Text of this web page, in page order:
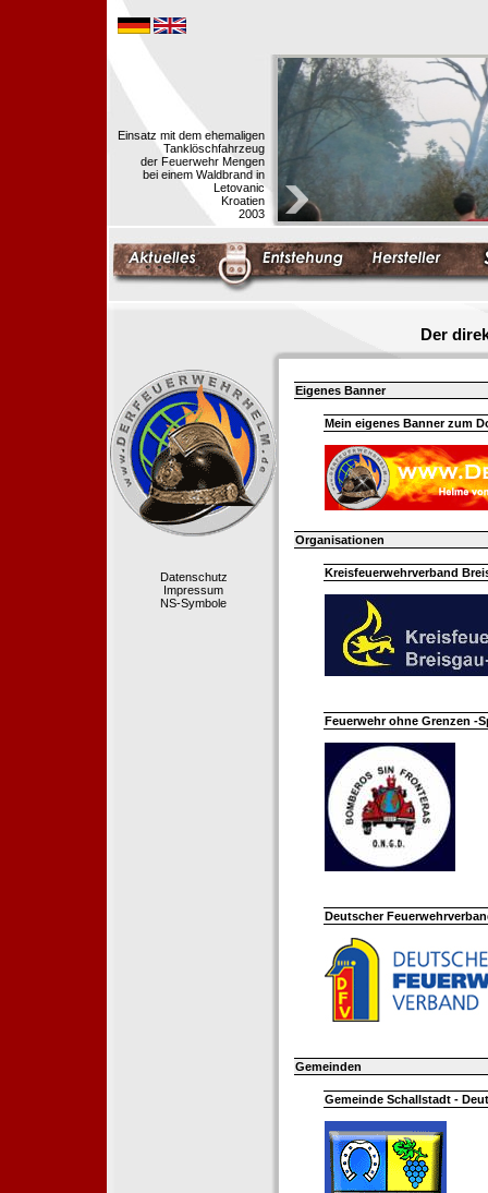
Einsatz mit dem ehemaligen
Tanklöschfahrzeug
der Feuerwehr Mengen
bei einem Waldbrand in
Letovanic
Kroatien
2003
Der
Datenschutz
Impressum
NS-Symbole
Eigenes Banner
Mein eigenes Banner zum
Organisationen
Kreisfeuerwehrverband
Feuerwehr ohne Grenzen -
Deutscher
Gemeinden
Gemeinde Schallstadt -